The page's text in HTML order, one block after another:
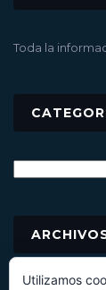
Toda la
Utilizamos